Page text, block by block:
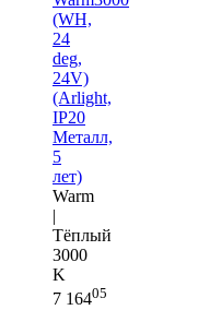
(WH,
24
deg,
24V)
(Arlight,
IP20
Металл,
5
лет)
Warm
|
Тёплый
3000
K
7 16405